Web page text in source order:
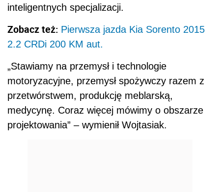
inteligentnych specjalizacji.
Zobacz też: Pierwsza jazda Kia Sorento 2015
2.2 CRDi 200 KM aut.
„Stawiamy na przemysł i technologie
motoryzacyjne, przemysł spożywczy razem z
przetwórstwem, produkcję meblarską,
medycynę. Coraz więcej mówimy o obszarze
projektowania” – wymienił Wojtasiak.